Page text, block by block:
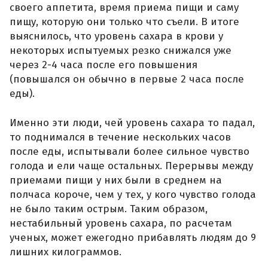
своего аппетита, время приема пищи и саму
пищу, которую они только что съели. В итоге
выяснилось, что уровень сахара в крови у
некоторых испытуемых резко снижался уже
через 2-4 часа после его повышения
(повышался он обычно в первые 2 часа после
еды).
Именно эти люди, чей уровень сахара то падал,
то поднимался в течение нескольких часов
после еды, испытывали более сильное чувство
голода и ели чаще остальных. Перерывы между
приемами пищи у них были в среднем на
полчаса короче, чем у тех, у кого чувство голода
не было таким острым. Таким образом,
нестабильный уровень сахара, по расчетам
ученых, может ежегодно прибавлять людям до 9
лишних килограммов.